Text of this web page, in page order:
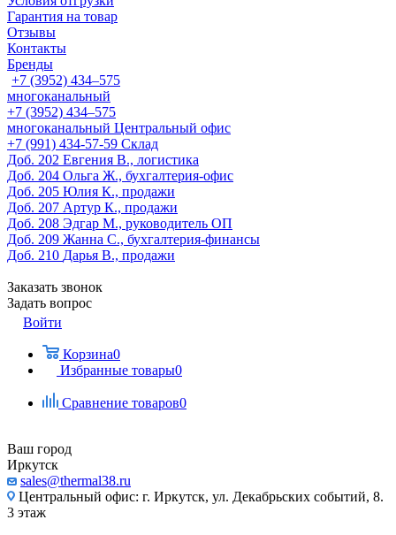
Гарантия на товар
Отзывы
Контакты
Бренды
+7 (3952) 434‒575
многоканальный
+7 (3952) 434‒575
многоканальный Центральный офис
‎+7 (991) 434-57-59 Склад
Доб. 202 Евгения В., логистика
Доб. 204 Ольга Ж., бухгалтерия-офис
Доб. 205 Юлия К., продажи
Доб. 207 Артур К., продажи
Доб. 208 Эдгар М., руководитель ОП
Доб. 209 Жанна С., бухгалтерия-финансы
Доб. 210 Дарья В., продажи
Заказать звонок
Задать вопрос
Войти
Корзина0
Избранные товары0
Сравнение товаров0
Ваш город
Иркутск
sales@thermal38.ru
Центральный офис: г. Иркутск, ул. Декабрьских событий, 8.
3 этаж